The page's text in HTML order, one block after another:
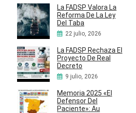
La FADSP Valora La
Reforma De La Ley
Del Taba
22 julio, 2026
La FADSP Rechaza El
Proyecto De Real
Decreto
9 julio, 2026
Memoria 2025 «El
Defensor Del
Paciente»: Au